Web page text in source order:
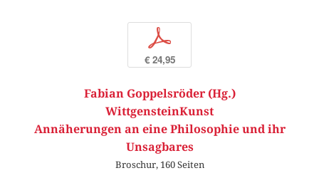
p
€ 24,95
Fabian Goppelsröder (Hg.)
WittgensteinKunst
Annäherungen an eine Philosophie und ihr
Unsagbares
Broschur, 160 Seiten